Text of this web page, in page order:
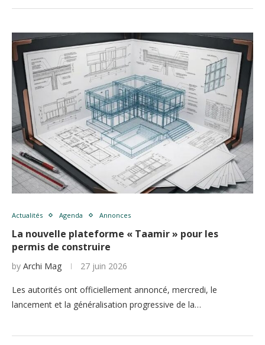
Actualités Agenda Annonces
La nouvelle plateforme « Taamir » pour les
permis de construire
by Archi Mag 27 juin 2026
Les autorités ont officiellement annoncé, mercredi, le
lancement et la généralisation progressive de la…